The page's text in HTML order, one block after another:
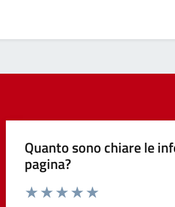
Quanto sono chiare le
pagina?